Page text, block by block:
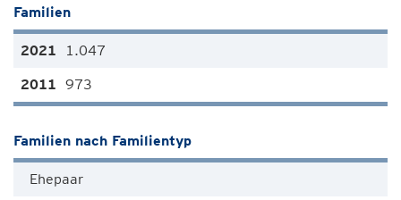
Familien
1.047
973
Familien nach Familientyp
Ehepaar